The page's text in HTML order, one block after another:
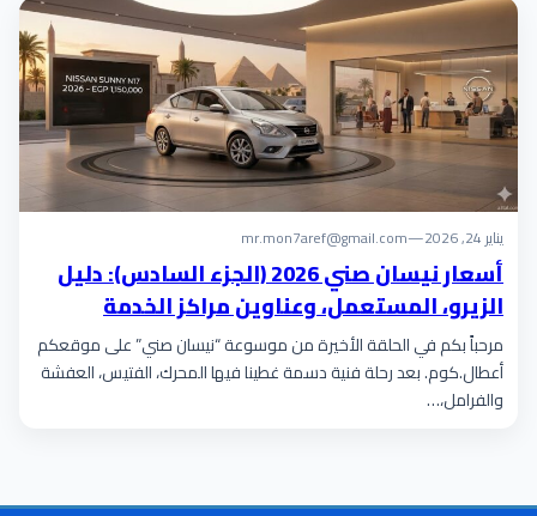
يناير 24, 2026 —
mr.mon7aref@gmail.com
أسعار نيسان صني 2026 (الجزء السادس): دليل
الزيرو، المستعمل، وعناوين مراكز الخدمة
المعتمدة
مرحباً بكم في الحلقة الأخيرة من موسوعة “نيسان صني” على موقعكم
أعطال.كوم. بعد رحلة فنية دسمة غطينا فيها المحرك، الفتيس، العفشة
والفرامل،…